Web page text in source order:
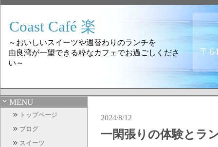
Coast Café 楽
～おいしいスイーツや週替わりのランチを
由良湾が一望できる粋なカフェでお過ごしくださ
い～
〒
MENU
トップページ
ブログ
スイーツ
2024/8/12
一閑張りの体験とラ